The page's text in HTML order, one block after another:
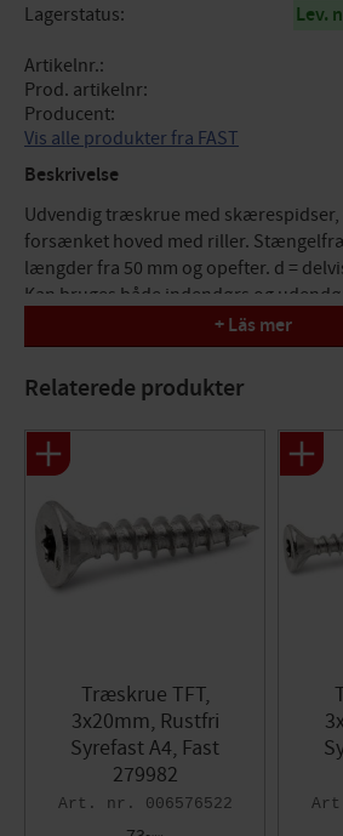
Lagerstatus
Lev.
Artikelnr.
Prod. artikelnr
Producent
Vis alle produkter fra FAST
Beskrivelse
Udvendig træskrue med
forsænket hoved med riller.
længder fra 50 mm og opefter. d =
Kan bruges både indendørs og
Syrefast A4 stål, korrosivitetsklasse: C5.
Gevindlængde: 16mm
+ Läs mer
Relaterede produkter
Træskrue TFT,
3x20mm, Rustfri
Syrefast A4, Fast
279982
006576522